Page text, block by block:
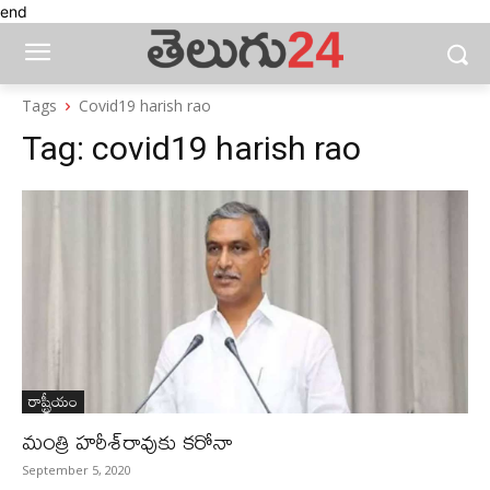
end
Tags Covid19 harish rao
Tag: covid19 harish rao
రాష్ట్రీయం
మంత్రి హరీశ్‌రావుకు కరోనా
September 5, 2020